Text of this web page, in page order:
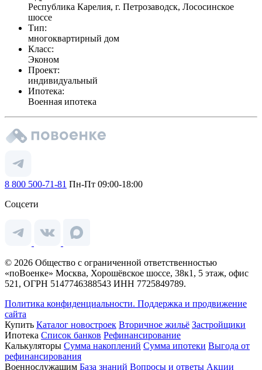
Республика Карелия, г. Петрозаводск, Лососинское
шоссе
Тип:
многоквартирный дом
Класс:
Эконом
Проект:
индивидуальный
Ипотека:
Военная ипотека
8 800 500-71-81 Пн-Пт 09:00-18:00
Соцсети
© 2026 Общество с ограниченной ответственностью
«поВоенке» Москва, Хорошёвское шоссе, 38к1, 5 этаж, офис
521, ОГРН 5147746388543 ИНН 7725849789.
Политика конфиденциальности. Поддержка и продвижение
сайта
Купить Каталог новостроек Вторичное жильё Застройщики
Ипотека Список банков Рефинансирование
Калькуляторы Сумма накоплений Сумма ипотеки Выгода от
рефинансирования
Военнослужащим База знаний Вопросы и ответы Акции